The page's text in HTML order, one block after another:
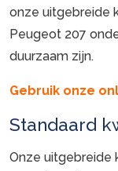
onze uitgebreide
Peugeot 207
duurzaam zijn.
Gebruik onze
Standaard
Onze uitgebreide